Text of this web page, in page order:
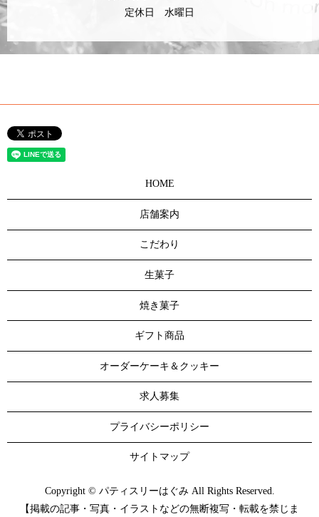
定休日 水曜日
HOME
店舗案内
こだわり
生菓子
焼き菓子
ギフト商品
オーダーケーキ＆クッキー
求人募集
プライバシーポリシー
サイトマップ
Copyright © パティスリーはぐみ All Rights Reserved.
【掲載の記事・写真・イラストなどの無断複写・転載を禁じま